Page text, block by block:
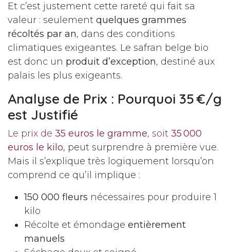
Et c’est justement cette rareté qui fait sa
valeur : seulement quelques grammes
récoltés par an, dans des conditions
climatiques exigeantes. Le safran belge bio
est donc un produit d’exception, destiné aux
palais les plus exigeants.
Analyse de Prix : Pourquoi 35 €/g
est Justifié
Le prix de 35 euros le gramme, soit 35 000
euros le kilo, peut surprendre à première vue.
Mais il s’explique très logiquement lorsqu’on
comprend ce qu’il implique :
150 000 fleurs nécessaires pour produire 1
kilo
Récolte et émondage entièrement
manuels